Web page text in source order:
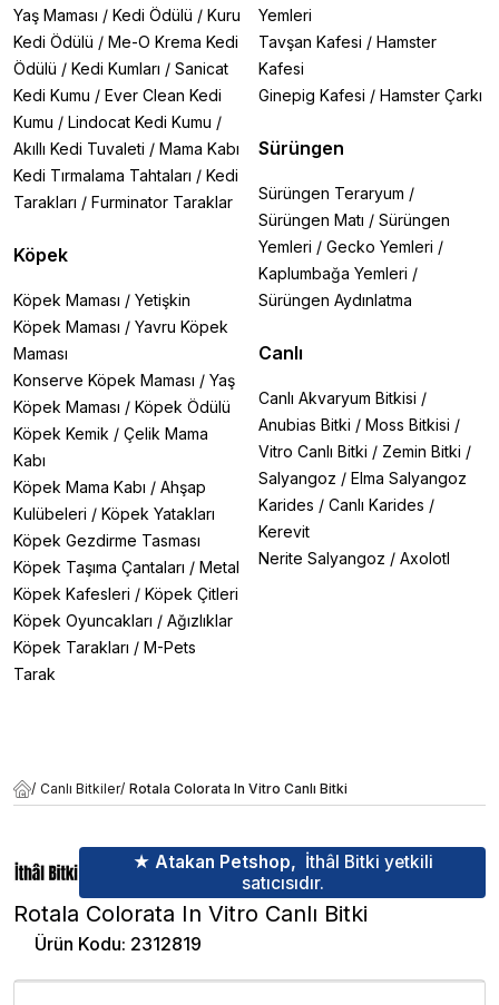
Yaş Maması / Kedi Ödülü / Kuru
Kedi Ödülü / Me-O Krema Kedi
Ödülü / Kedi Kumları / Sanicat
Kedi Kumu / Ever Clean Kedi
Kumu / Lindocat Kedi Kumu /
Akıllı Kedi Tuvaleti / Mama Kabı
Kedi Tırmalama Tahtaları / Kedi
Tarakları / Furminator Taraklar
Köpek
Köpek Maması / Yetişkin
Köpek Maması / Yavru Köpek
Maması
Konserve Köpek Maması / Yaş
Köpek Maması / Köpek Ödülü
Köpek Kemik / Çelik Mama
Kabı
Köpek Mama Kabı / Ahşap
Kulübeleri / Köpek Yatakları
Köpek Gezdirme Tasması
Köpek Taşıma Çantaları / Metal
Köpek Kafesleri / Köpek Çitleri
Köpek Oyuncakları / Ağızlıklar
Köpek Tarakları / M-Pets
Tarak
Yemleri
Tavşan Kafesi / Hamster
Kafesi
Ginepig Kafesi / Hamster Çarkı
Sürüngen
Sürüngen Teraryum /
Sürüngen Matı / Sürüngen
Yemleri / Gecko Yemleri /
Kaplumbağa Yemleri /
Sürüngen Aydınlatma
Canlı
Canlı Akvaryum Bitkisi /
Anubias Bitki / Moss Bitkisi /
Vitro Canlı Bitki / Zemin Bitki /
Salyangoz / Elma Salyangoz
Karides / Canlı Karides /
Kerevit
Nerite Salyangoz / Axolotl
/ Canlı Bitkiler/ Rotala Colorata In Vitro Canlı Bitki
★ Atakan Petshop, İthâl Bitki yetkili
satıcısıdır.
Rotala Colorata In Vitro Canlı Bitki
Ürün Kodu: 2312819